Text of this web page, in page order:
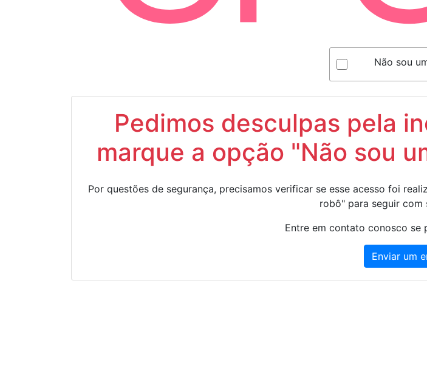
Não sou
Pedimos desculpas pela
marque a opção "Não sou
Por questões de segurança, precisamos verificar se esse acesso foi
robô" para seguir com
Entre em contato conosco se
Enviar um